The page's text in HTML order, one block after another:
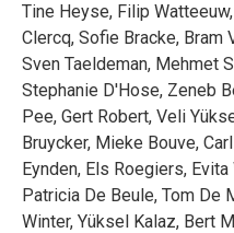
Tine Heyse, Filip Watteeuw,
Clercq, Sofie Bracke, Bram
Sven Taeldeman, Mehmet
Stephanie D'Hose, Zeneb
Pee, Gert Robert, Veli
Bruycker, Mieke Bouve, Carl
Eynden, Els Roegiers, Evita
Patricia De Beule, Tom De
Winter, Yüksel Kalaz, Bert